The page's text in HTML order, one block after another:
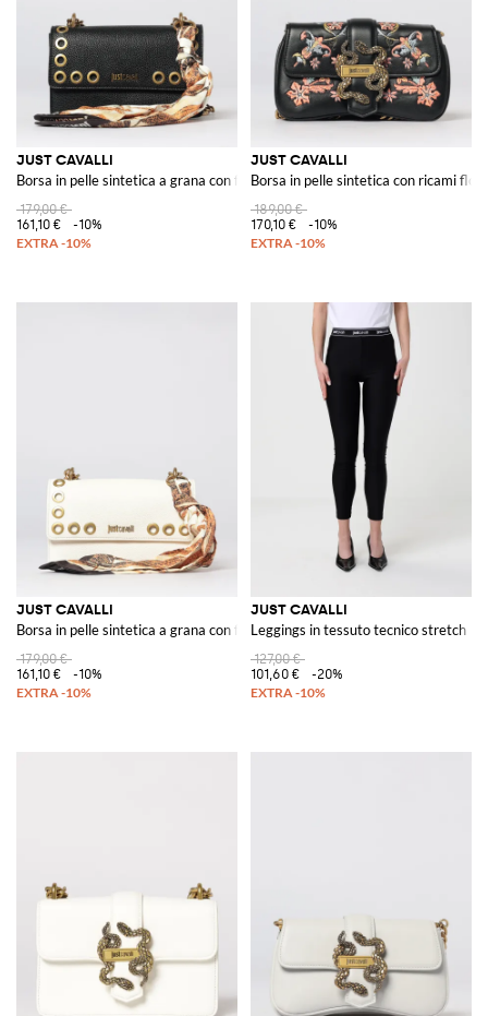
JUST CAVALLI
Borsa in pelle sintetica a grana con foulard
179,00 €
161,10 €
-10%
JUST CAVALLI
Borsa in pelle sintetica con ricami
189,00 €
170,10 €
-10%
JUST CAVALLI
Borsa in pelle sintetica a grana con foulard
179,00 €
161,10 €
-10%
JUST CAVALLI
Leggings in tessuto tecnico stretch
127,00 €
101,60 €
-20%